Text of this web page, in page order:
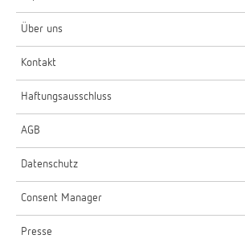
Über uns
Kontakt
Haftungsausschluss
AGB
Datenschutz
Consent Manager
Presse